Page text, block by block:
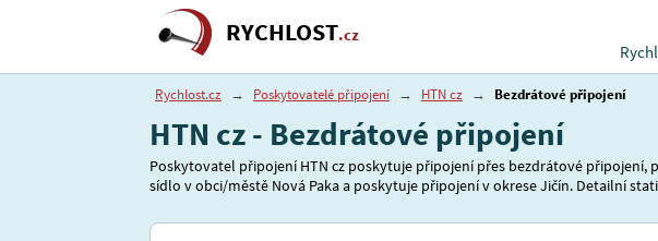
RYCHLOST.cz
Rychlost.cz → Poskytovatelé připojení → HTN cz → Bezdrátové připojení
HTN cz - Bezdrátové připojení
Poskytovatel připojení HTN cz poskytuje připojení přes bezdrátové připojení,
sídlo v obci/městě Nová Paka a poskytuje připojení v okrese Jičín. Detailní